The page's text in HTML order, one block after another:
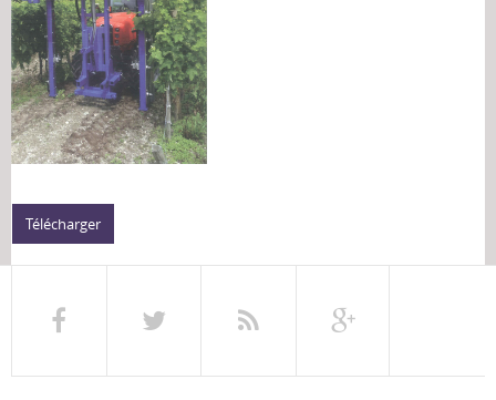
Télécharger